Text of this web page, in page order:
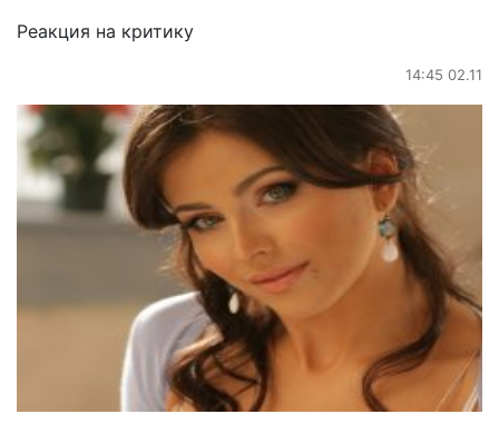
Реакция на критику
14:45 02.11